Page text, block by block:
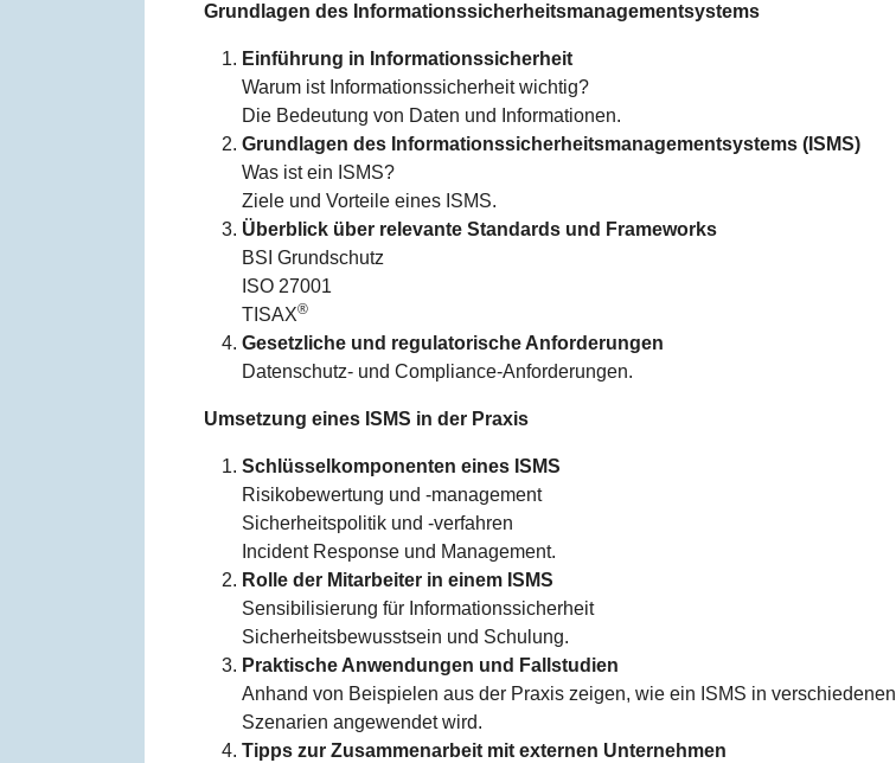
Grundlagen des Informationssicherheitsmanagementsystems
Einführung in Informationssicherheit
Warum ist Informationssicherheit wichtig?
Die Bedeutung von Daten und Informationen.
Grundlagen des Informationssicherheitsmanagementsystems (ISMS)
Was ist ein ISMS?
Ziele und Vorteile eines ISMS.
Überblick über relevante Standards und Frameworks
BSI Grundschutz
ISO 27001
TISAX®
Gesetzliche und regulatorische Anforderungen
Datenschutz- und Compliance-Anforderungen.
Umsetzung eines ISMS in der Praxis
Schlüsselkomponenten eines ISMS
Risikobewertung und -management
Sicherheitspolitik und -verfahren
Incident Response und Management.
Rolle der Mitarbeiter in einem ISMS
Sensibilisierung für Informationssicherheit
Sicherheitsbewusstsein und Schulung.
Praktische Anwendungen und Fallstudien
Anhand von Beispielen aus der Praxis zeigen, wie ein ISMS in verschiedenen
Szenarien angewendet wird.
Tipps zur Zusammenarbeit mit externen Unternehmen